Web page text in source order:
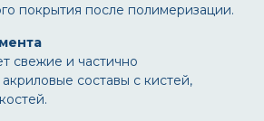
покрытия после полимеризации.
свежие и частично
составы с кистей,